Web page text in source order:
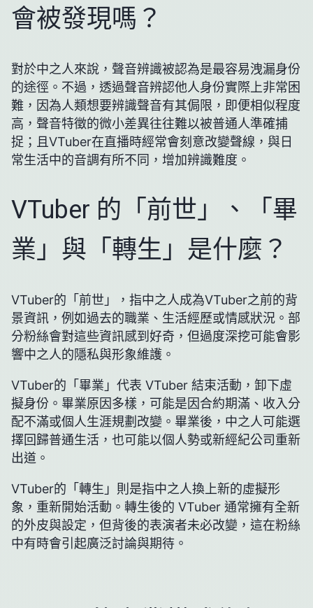
會被發現嗎？
對於中之人來說，聲音辨識被認為是最容易洩漏身份
的途徑。不過，透過聲音辨認他人身份實際上非常困
難，因為人類想要辨識聲音有其侷限，即便相似程度
高，聲音特徵的微小差異往往難以被普通人準確捕
捉；且VTuber在直播時經常會刻意改變聲線，與日
常生活中的音調有所不同，增加辨識難度。
VTuber 的「前世」、「畢
業」與「轉生」是什麼？
VTuber的「前世」，指中之人成為VTuber之前的背
景資訊，例如過去的職業、生活經歷或情感狀況。部
分粉絲會對這些資訊感到好奇，但過度深挖可能會影
響中之人的隱私與形象維護。
VTuber的「畢業」代表 VTuber 結束活動，卸下虛
擬身份。畢業原因多樣，可能是因合約期滿、收入分
配不滿或個人生涯規劃改變。畢業後，中之人可能選
擇回歸普通生活，也可能以個人勢或新經紀公司重新
出道。
VTuber的「轉生」則是指中之人換上新的虛擬形
象，重新開始活動。轉生後的 VTuber 通常擁有全新
的外皮與設定，但背後的表演者未必改變，這在粉絲
中有時會引起廣泛討論與期待。